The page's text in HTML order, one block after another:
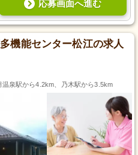
応募画面へ進む
機能センター松江の求人
泉駅から4.2km、乃木駅から3.5km